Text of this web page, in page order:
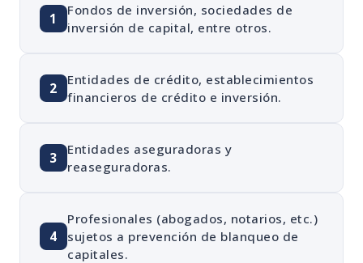
1
Fondos de inversión, sociedades de
inversión de capital, entre otros.
2
Entidades de crédito, establecimientos
financieros de crédito e inversión.
3
Entidades aseguradoras y
reaseguradoras.
4
Profesionales (abogados, notarios, etc.)
sujetos a prevención de blanqueo de
capitales.